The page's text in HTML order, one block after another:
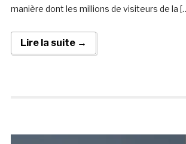
manière dont les millions de visiteurs de la
Lire la suite →